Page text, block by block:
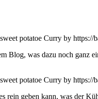
Blog, was dazu noch ganz
geben kann, was der